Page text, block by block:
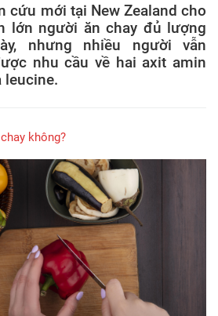
cứu mới tại New Zealand cho
lớn người ăn chay đủ lượng
nhưng nhiều người vẫn
nhu cầu về hai axit amin
leucine.
không?